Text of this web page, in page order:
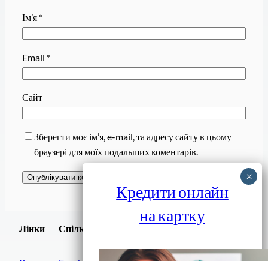
Ім’я *
Email *
Сайт
Зберегти моє ім’я, e-mail, та адресу сайту в цьому
браузері для моїх подальших коментарів.
Лінки Спілки
Завантажити
Кредити онлайн
на картку